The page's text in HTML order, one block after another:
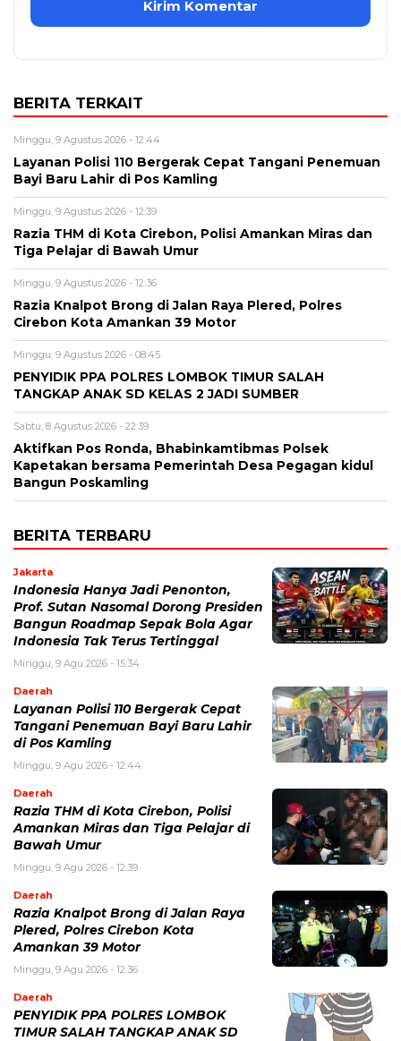
BERITA TERKAIT
Minggu, 9 Agustus 2026 - 12:44
Layanan Polisi 110 Bergerak Cepat Tangani Penemuan
Bayi Baru Lahir di Pos Kamling
Minggu, 9 Agustus 2026 - 12:39
Razia THM di Kota Cirebon, Polisi Amankan Miras dan
Tiga Pelajar di Bawah Umur
Minggu, 9 Agustus 2026 - 12:36
Razia Knalpot Brong di Jalan Raya Plered, Polres
Cirebon Kota Amankan 39 Motor
Minggu, 9 Agustus 2026 - 08:45
PENYIDIK PPA POLRES LOMBOK TIMUR SALAH
TANGKAP ANAK SD KELAS 2 JADI SUMBER
Sabtu, 8 Agustus 2026 - 22:39
Aktifkan Pos Ronda, Bhabinkamtibmas Polsek
Kapetakan bersama Pemerintah Desa Pegagan kidul
Bangun Poskamling
BERITA TERBARU
Jakarta
Indonesia Hanya Jadi Penonton,
Prof. Sutan Nasomal Dorong Presiden
Bangun Roadmap Sepak Bola Agar
Indonesia Tak Terus Tertinggal
Minggu, 9 Agu 2026 - 15:34
Daerah
Layanan Polisi 110 Bergerak Cepat
Tangani Penemuan Bayi Baru Lahir
di Pos Kamling
Minggu, 9 Agu 2026 - 12:44
Daerah
Razia THM di Kota Cirebon, Polisi
Amankan Miras dan Tiga Pelajar di
Bawah Umur
Minggu, 9 Agu 2026 - 12:39
Daerah
Razia Knalpot Brong di Jalan Raya
Plered, Polres Cirebon Kota
Amankan 39 Motor
Minggu, 9 Agu 2026 - 12:36
Daerah
PENYIDIK PPA POLRES LOMBOK
TIMUR SALAH TANGKAP ANAK SD